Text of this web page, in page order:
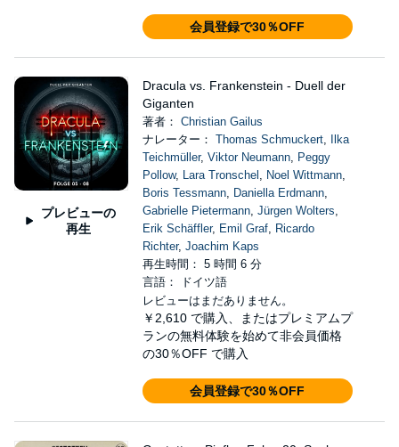
会員登録で30％OFF
プレビューの
再生
Dracula vs. Frankenstein - Duell der
Giganten
著者： Christian Gailus
ナレーター： Thomas Schmuckert,
Ilka
Teichmüller, Viktor Neumann, Peggy
Pollow, Lara Tronschel , Noel Wittmann,
Boris Tessmann, Daniella Erdmann,
Gabrielle Pietermann, Jürgen Wolters,
Erik Schäffler, Emil Graf, Ricardo
Richter, Joachim Kaps
再生時間： 5 時間 6 分
言語： ドイツ語
レビューはまだありません。
￥2,610 で購入、またはプレミアムプ
ランの無料体験を始めて非会員価格
の30％OFF で購入
会員登録で30％OFF